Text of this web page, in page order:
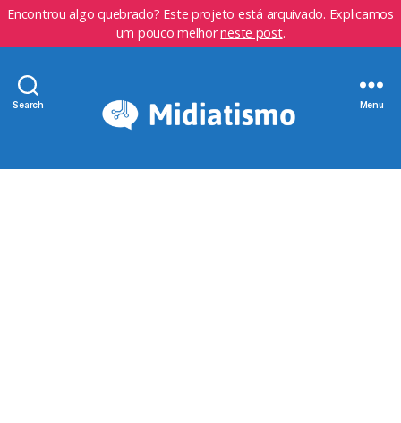
Encontrou algo quebrado? Este projeto está arquivado. Explicamos
um pouco melhorneste post.
Search Menu